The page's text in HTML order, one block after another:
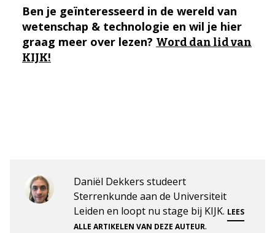
Ben je geïnteresseerd in de wereld van
wetenschap & technologie en wil je hier
graag meer over lezen? Word dan lid van
KIJK!
Daniël Dekkers studeert
Sterrenkunde aan de Universiteit
Leiden en loopt nu stage bij KIJK. LEES
ALLE ARTIKELEN VAN DEZE AUTEUR.